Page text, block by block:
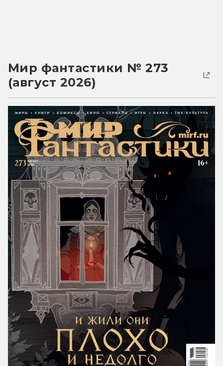
Мир фантастики № 273
(август 2026)